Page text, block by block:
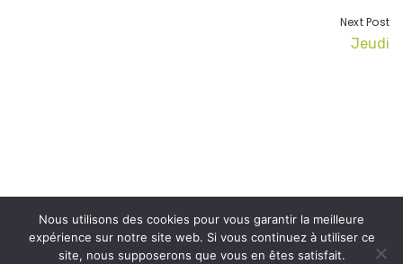
Next Post
Jeudi
© Copyright 2017. All Rights Reserved.
Nous utilisons des cookies pour vous garantir la meilleure
expérience sur notre site web. Si vous continuez à utiliser ce
site, nous supposerons que vous en êtes satisfait.